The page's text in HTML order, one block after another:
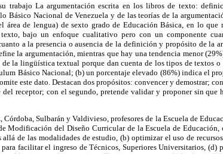
trabajo La argumentación escrita en los libros de texto:
Básico Nacional de Venezuela y de las teorías de la
área de lengua) de sexto grado de Educación Básica, en lo que
bajo un enfoque cualitativo pero con un componente
a la presencia o ausencia de la definición y propósito de la
la argumentación, mientras que hay una tendencia menor
de la lingüística textual porque dan cuenta de los tipos de textos
Básico Nacional; (b) un porcentaje elevado (86%) indica el
este dato. Destacan dos propósitos: convencer y demostrar;
receptor; con el segundo, pretende validar y proponer sin que
Sulbarán y Valdivieso, profesores de la Escuela de
Modificación del Diseño Curricular de la Escuela de
de las modalidades de estudio, (b) optimizar el uso de
facilitar el ingreso de Técnicos, Superiores Universitarios,